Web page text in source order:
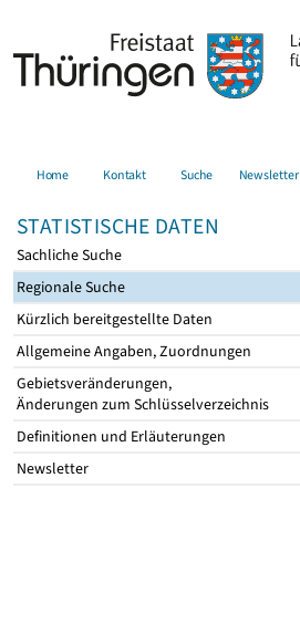
Home Kontakt Suche Newsletter
STATISTISCHE DATEN
Sachliche Suche
Regionale Suche
Kürzlich bereitgestellte Daten
Allgemeine Angaben, Zuordnungen
Gebietsveränderungen,
Änderungen zum Schlüsselverzeichnis
Definitionen und Erläuterungen
Newsletter